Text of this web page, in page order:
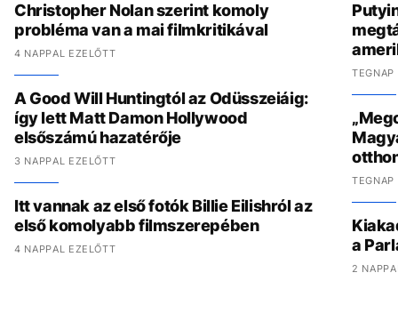
Christopher Nolan szerint komoly
probléma van a mai filmkritikával
4 NAPPAL EZELŐTT
A Good Will Huntingtól az Odüsszeiáig:
így lett Matt Damon Hollywood
elsőszámú hazatérője
3 NAPPAL EZELŐTT
Itt vannak az első fotók Billie Eilishról az
első komolyabb filmszerepében
4 NAPPAL EZELŐTT
a
2